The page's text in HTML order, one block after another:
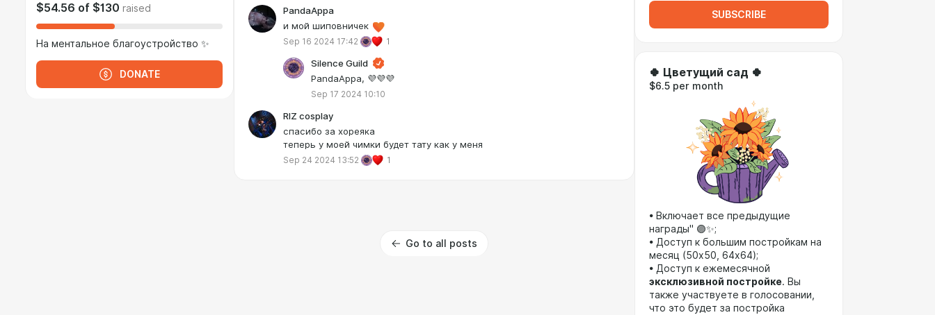
$54.56 of $130 raised
На ментальное благоустройство ✨
DONATE
PandaAppа
и мой шиповничек
Sep 16 2024 17:42 1
Silence Guild
PandaAppа, 💜💜💜
Sep 17 2024 10:10
RIZ cosplay
спасибо за хореяка
теперь у моей чимки будет тату как у меня
Sep 24 2024 13:52 1
Go to all posts
SUBSCRIBE
🍀 Цветущий сад 🍀
$6.5 per month
• Включает все предыдущие
награды" 🟣✨;
• Доступ к большим постройкам на
месяц (50х50, 64х64);
• Доступ к ежемесячной
эксклюзивной постройке. Вы
также участвуете в голосовании,
что это будет за постройка